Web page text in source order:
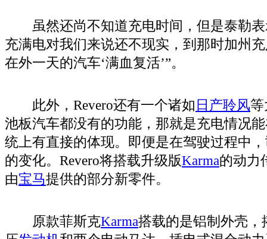
虽然还尚不知道充电时间，但是泰勒表
充满电对我们来说还不现实，到那时加州
在外一天的汽车‘满血复活’”。
此外，Revero还有一个诸如日产聆风
池板汽车都没有的功能，那就是充电情况
统上有直接的体现。即便是在驾驶过程中
的变化。Revero将搭载升级版Karma的动力
由宝马提供的部分新零件。
原款菲斯克Karma搭载的是铝制外壳，